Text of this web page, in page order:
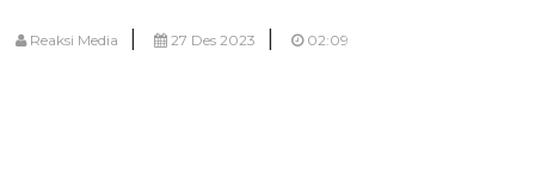
Reaksi Media | 27 Des 2023 | 02:09